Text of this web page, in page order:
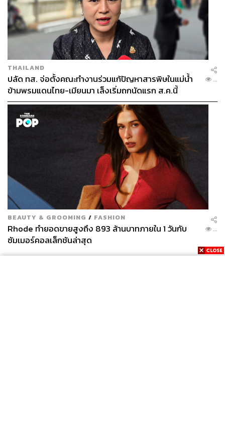
THAILAND
ปลัด ทส. จ่อตั้งคณะทำงานร่วมแก้ปัญหาสารพิษในแม่น้ำ
ข้ามพรมแดนไทย-เมียนมา เล็งเริ่มถกนัดแรก ส.ค.นี้
...
BEAUTY & GROOMING / FASHION
Rhode ทำยอดขายสูงถึง 893 ล้านบาทภายใน 1 วันกับ
ซัมเมอร์คอลเล็กชันล่าสุด
...